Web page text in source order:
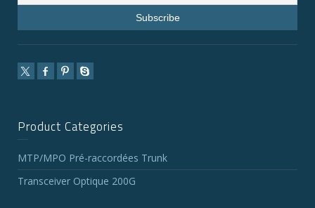
Product Categories
MTP/MPO Pré-raccordées Trunk
Transceiver Optique 200G